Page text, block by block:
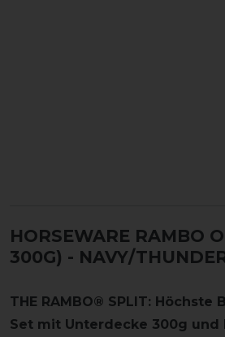
HORSEWARE RAMBO
300G) - NAVY/
THE RAMBO® SPLIT:
Set mit Unterdecke 300g und